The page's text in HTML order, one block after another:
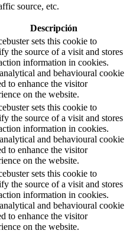
source, etc.
Descripción
sets this cookie to
the source of a visit and stores
information in cookies.
and behavioural cookie
to enhance the visitor
on the website.
sets this cookie to
the source of a visit and stores
information in cookies.
and behavioural cookie
to enhance the visitor
on the website.
sets this cookie to
the source of a visit and stores
information in cookies.
and behavioural cookie
to enhance the visitor
on the website.